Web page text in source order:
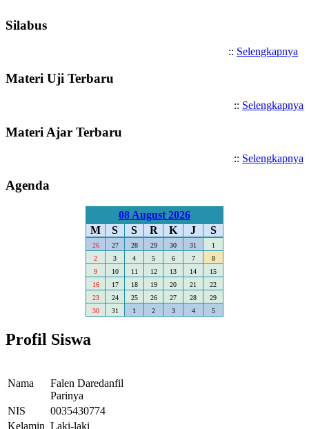
Silabus
:: Selengkapnya
Materi Uji Terbaru
:: Selengkapnya
Materi Ajar Terbaru
:: Selengkapnya
Agenda
08 August 2026
M
S S R K J S
26 27 28 29 30 31
1
2
3 4 5 6 7
8
9
10 11 12 13 14
15
16
17 18 19 20 21
22
23
24 25 26 27 28
29
30
31 1 2 3 4 5
Profil Siswa
Nama
Falen Daredanfil
Parinya
NIS
0035430774
Kelamin Laki-laki